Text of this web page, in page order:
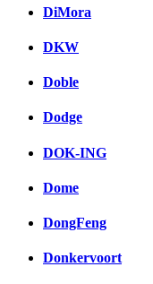
DiMora
DKW
Doble
Dodge
DOK-ING
Dome
DongFeng
Donkervoort